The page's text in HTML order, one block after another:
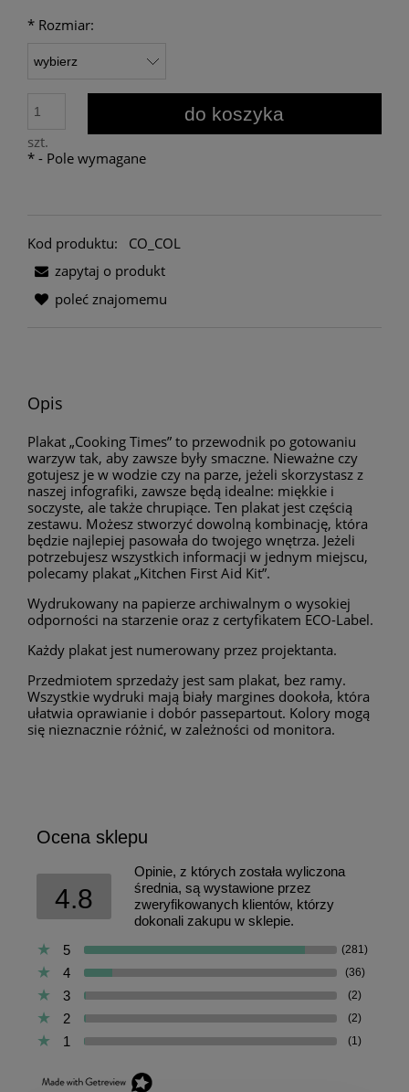
* Rozmiar:
szt.
do koszyka
* - Pole wymagane
Kod produktu:
CO_COL
zapytaj o produkt
poleć znajomemu
Opis
Plakat „Cooking Times” to przewodnik po gotowaniu
warzyw tak, aby zawsze były smaczne. Nieważne czy
gotujesz je w wodzie czy na parze, jeżeli skorzystasz z
naszej infografiki, zawsze będą idealne: miękkie i
soczyste, ale także chrupiące. Ten plakat jest częścią
zestawu. Możesz stworzyć dowolną kombinację, która
będzie najlepiej pasowała do twojego wnętrza. Jeżeli
potrzebujesz wszystkich informacji w jednym miejscu,
polecamy plakat „Kitchen First Aid Kit”.
Wydrukowany na papierze archiwalnym o wysokiej
odporności na starzenie oraz z certyfikatem ECO-Label.
Każdy plakat jest numerowany przez projektanta.
Przedmiotem sprzedaży jest sam plakat, bez ramy.
Wszystkie wydruki mają biały margines dookoła, która
ułatwia oprawianie i dobór passepartout. Kolory mogą
się nieznacznie różnić, w zależności od monitora.
Ocena sklepu
4.8
Opinie, z których została wyliczona
średnia, są wystawione przez
zweryfikowanych klientów, którzy
dokonali zakupu w sklepie.
5
(281)
4 (36)
3 (2)
2 (2)
1 (1)